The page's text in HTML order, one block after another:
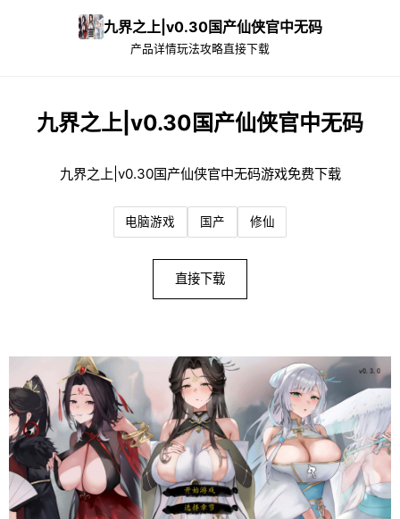
九界之上|v0.30国产仙侠官中无码
产品详情玩法攻略直接下载
九界之上|v0.30国产仙侠官中无码
九界之上|v0.30国产仙侠官中无码游戏免费下载
电脑游戏 国产 修仙
直接下载